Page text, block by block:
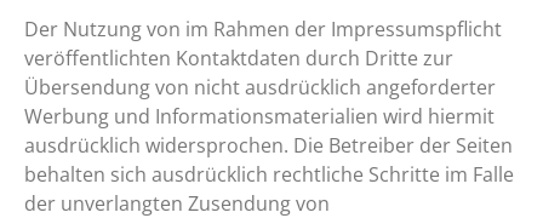
Der Nutzung von im Rahmen der Impressumspflicht
veröffentlichten Kontaktdaten durch Dritte zur
Übersendung von nicht ausdrücklich angeforderter
Werbung und Informationsmaterialien wird hiermit
ausdrücklich widersprochen. Die Betreiber der Seiten
behalten sich ausdrücklich rechtliche Schritte im Falle
der unverlangten Zusendung von